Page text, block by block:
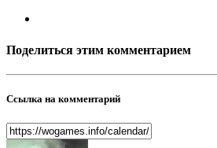
Поделиться этим комментарием
Ссылка на комментарий